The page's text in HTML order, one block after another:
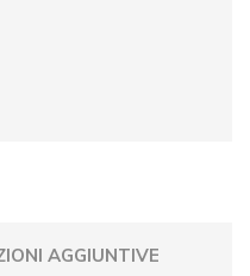
AGGIUNTIVE